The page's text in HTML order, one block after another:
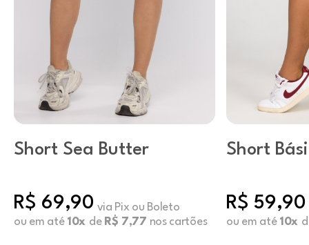
Short Sea Butter
R$ 69,90 via Pix ou Boleto
ou em até 10x de R$ 7,77 nos cartões
Short
R$ 59,90
ou em até 10x